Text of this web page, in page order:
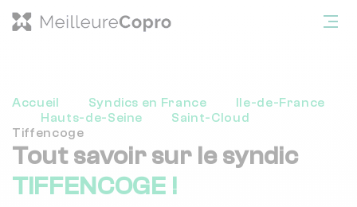
Accueil Syndics en France
Ile-de-France
Hauts-de-Seine
Saint-Cloud
Tiffencoge
Tout savoir sur le syndic
TIFFENCOGE !